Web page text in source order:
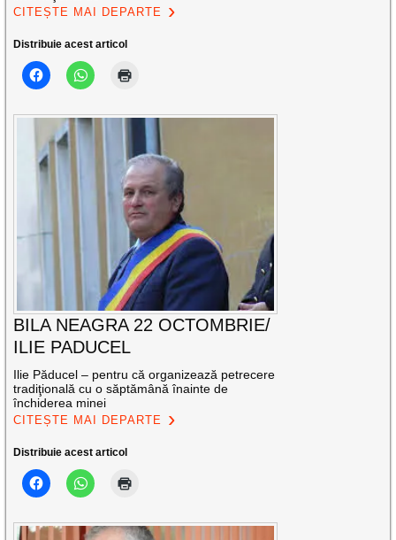
CITEȘTE MAI DEPARTE
Distribuie acest articol
BILA NEAGRA 22 OCTOMBRIE/
ILIE PADUCEL
Ilie Păducel – pentru că organizează petrecere
tradiţională cu o săptămână înainte de
închiderea minei
CITEȘTE MAI DEPARTE
Distribuie acest articol